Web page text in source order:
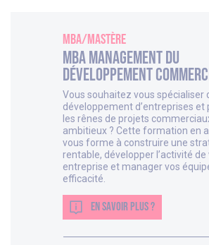
MBA/Mastère
MBA Management du
développement
Vous souhaitez vous spécialiser
développement d’entreprises et
les rênes de projets
ambitieux ? Cette formation en
vous forme à construire une
rentable, développer l’activité de
entreprise et manager vos
efficacité.
EN SAVOIR PLUS ?